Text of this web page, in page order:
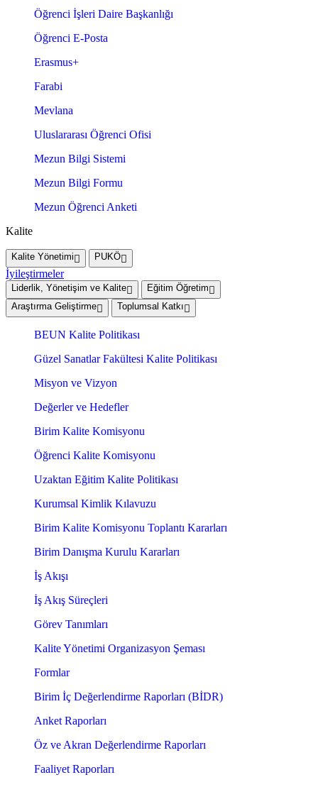
Öğrenci İşleri Daire Başkanlığı
Öğrenci E-Posta
Erasmus+
Farabi
Mevlana
Uluslararası Öğrenci Ofisi
Mezun Bilgi Sistemi
Mezun Bilgi Formu
Mezun Öğrenci Anketi
Kalite
Kalite Yönetimi PUKÖ
İyileştirmeler
Liderlik, Yönetişim ve Kalite
Eğitim Öğretim
Araştırma Geliştirme
Toplumsal Katkı
BEUN Kalite Politikası
Güzel Sanatlar Fakültesi Kalite Politikası
Misyon ve Vizyon
Değerler ve Hedefler
Birim Kalite Komisyonu
Öğrenci Kalite Komisyonu
Uzaktan Eğitim Kalite Politikası
Kurumsal Kimlik Kılavuzu
Birim Kalite Komisyonu Toplantı Kararları
Birim Danışma Kurulu Kararları
İş Akışı
İş Akış Süreçleri
Görev Tanımları
Kalite Yönetimi Organizasyon Şeması
Formlar
Birim İç Değerlendirme Raporları (BİDR)
Anket Raporları
Öz ve Akran Değerlendirme Raporları
Faaliyet Raporları